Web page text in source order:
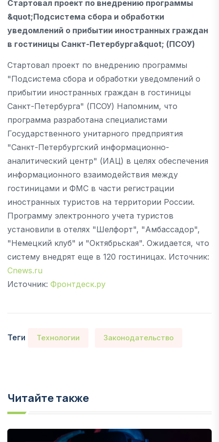
Стартовал проект по внедрению программы
&quot;Подсистема сбора и обработки
уведомлений о прибытии иностранных граждан
в гостиницы Санкт-Петербурга&quot; (ПСОУ)
Стартовал проект по внедрению программы
"Подсистема сбора и обработки уведомлений о
прибытии иностранных граждан в гостиницы
Санкт-Петербурга" (ПСОУ) Напомним, что
программа разработана специалистами
Государственного унитарного предприятия
"Санкт-Петербургский информационно-
аналитический центр" (ИАЦ) в целях обеспечения
информационного взаимодействия между
гостиницами и ФМС в части регистрации
иностранных туристов на территории России.
Программу электронного учета туристов
установили в отелях "Шелфорт", "Амбассадор",
"Немецкий клуб" и "Октябрьская". Ожидается, что
систему внедрят еще в 120 гостиницах. Источник:
Cnews.ru
Источник: Фронтдеск.ру
Теги Технологии Законодательство
Читайте также